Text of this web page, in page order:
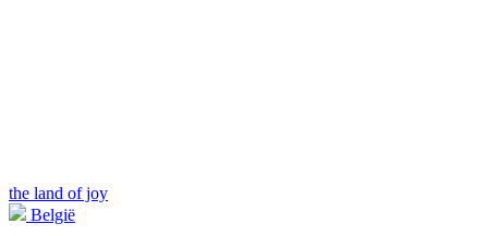
the land of joy
België